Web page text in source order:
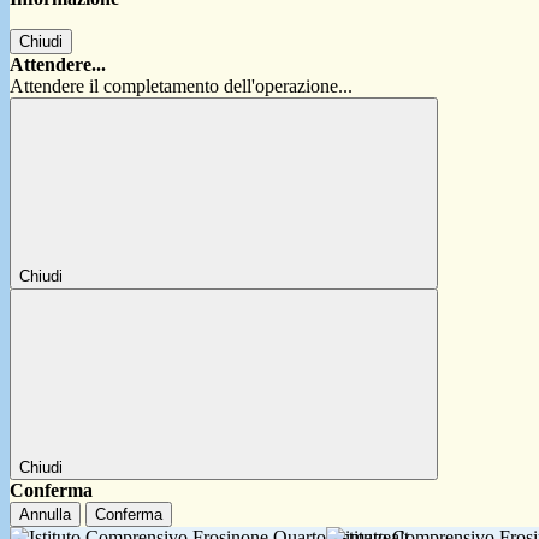
Chiudi
Attendere...
Attendere il completamento dell'operazione...
Chiudi
Chiudi
Conferma
Annulla Conferma